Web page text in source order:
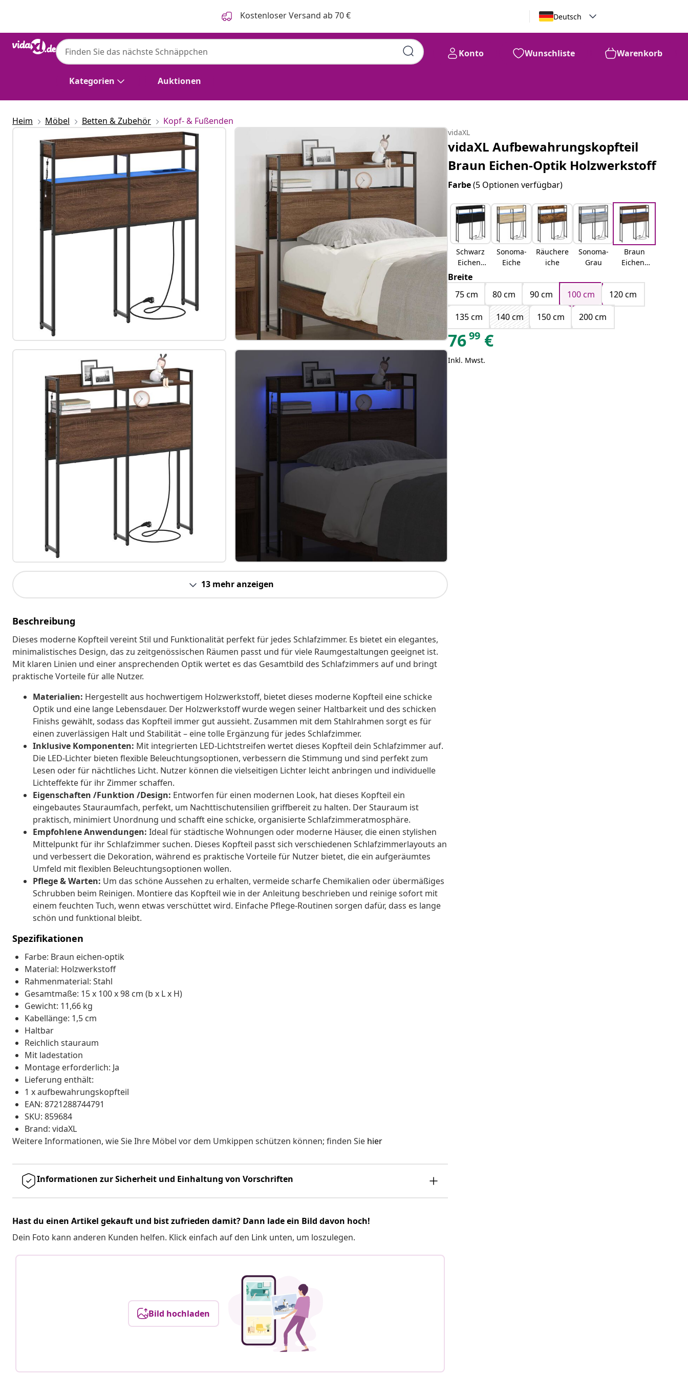
Kostenloser Versand ab 70 € Deutsch
Kategorien Auktionen
Konto Wunschliste Warenkorb
Heim Möbel Betten & Zubehör Kopf- & Fußenden
13 mehr anzeigen
Beschreibung
Dieses moderne Kopfteil vereint Stil und Funktionalität perfekt für jedes Schlafzimmer. Es bietet ein elegantes,
minimalistisches Design, das zu zeitgenössischen Räumen passt und für viele Raumgestaltungen geeignet ist.
Mit klaren Linien und einer ansprechenden Optik wertet es das Gesamtbild des Schlafzimmers auf und bringt
praktische Vorteile für alle Nutzer.
Materialien: Hergestellt aus hochwertigem Holzwerkstoff, bietet dieses moderne Kopfteil eine schicke
Optik und eine lange Lebensdauer. Der Holzwerkstoff wurde wegen seiner Haltbarkeit und des schicken
Finishs gewählt, sodass das Kopfteil immer gut aussieht. Zusammen mit dem Stahlrahmen sorgt es für
einen zuverlässigen Halt und Stabilität – eine tolle Ergänzung für jedes Schlafzimmer.
Inklusive Komponenten: Mit integrierten LED-Lichtstreifen wertet dieses Kopfteil dein Schlafzimmer auf.
Die LED-Lichter bieten flexible Beleuchtungsoptionen, verbessern die Stimmung und sind perfekt zum
Lesen oder für nächtliches Licht. Nutzer können die vielseitigen Lichter leicht anbringen und individuelle
Lichteffekte für ihr Zimmer schaffen.
Eigenschaften /Funktion /Design: Entworfen für einen modernen Look, hat dieses Kopfteil ein
eingebautes Stauraumfach, perfekt, um Nachttischutensilien griffbereit zu halten. Der Stauraum ist
praktisch, minimiert Unordnung und schafft eine schicke, organisierte Schlafzimmeratmosphäre.
Empfohlene Anwendungen: Ideal für städtische Wohnungen oder moderne Häuser, die einen stylishen
Mittelpunkt für ihr Schlafzimmer suchen. Dieses Kopfteil passt sich verschiedenen Schlafzimmerlayouts an
und verbessert die Dekoration, während es praktische Vorteile für Nutzer bietet, die ein aufgeräumtes
Umfeld mit flexiblen Beleuchtungsoptionen wollen.
Pflege & Warten: Um das schöne Aussehen zu erhalten, vermeide scharfe Chemikalien oder übermäßiges
Schrubben beim Reinigen. Montiere das Kopfteil wie in der Anleitung beschrieben und reinige sofort mit
einem feuchten Tuch, wenn etwas verschüttet wird. Einfache Pflege-Routinen sorgen dafür, dass es lange
schön und funktional bleibt.
Spezifikationen
Farbe: Braun eichen-optik
Material: Holzwerkstoff
Rahmenmaterial: Stahl
Gesamtmaße: 15 x 100 x 98 cm (b x L x H)
Gewicht: 11,66 kg
Kabellänge: 1,5 cm
Haltbar
Reichlich stauraum
Mit ladestation
Montage erforderlich: Ja
Lieferung enthält:
1 x aufbewahrungskopfteil
EAN: 8721288744791
SKU: 859684
Brand: vidaXL
Weitere Informationen, wie Sie Ihre Möbel vor dem Umkippen schützen können; finden Sie hier
Informationen zur Sicherheit und Einhaltung von Vorschriften
Hast du einen Artikel gekauft und bist zufrieden damit? Dann lade ein Bild davon hoch!
Dein Foto kann anderen Kunden helfen. Klick einfach auf den Link unten, um loszulegen.
Bild hochladen
vidaXL
vidaXL Aufbewahrungskopfteil
Braun Eichen-Optik Holzwerkstoff
Farbe(5 Optionen verfügbar)
Schwarz
Eichen-
Optik
Sonoma-
Eiche
Räuchere
iche
Sonoma-
Grau
Braun
Eichen-
Breite
75 cm
80 cm 90 cm 100 cm
120 cm
135 cm
140 cm 150 cm 200 cm
7699 €
Inkl. Mwst.